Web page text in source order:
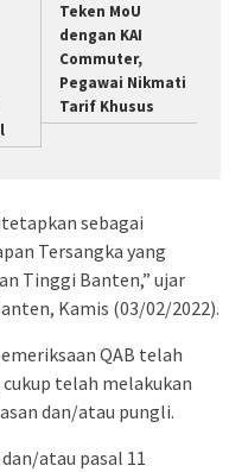
Teken MoU
dengan KAI
Commuter,
Pegawai Nikmati
Tarif Khusus
sebagai
Tersangka yang
Tinggi Banten,” ujar
Kamis (03/02/2022).
QAB telah
telah melakukan
dan/atau pungli.
atau pasal 11